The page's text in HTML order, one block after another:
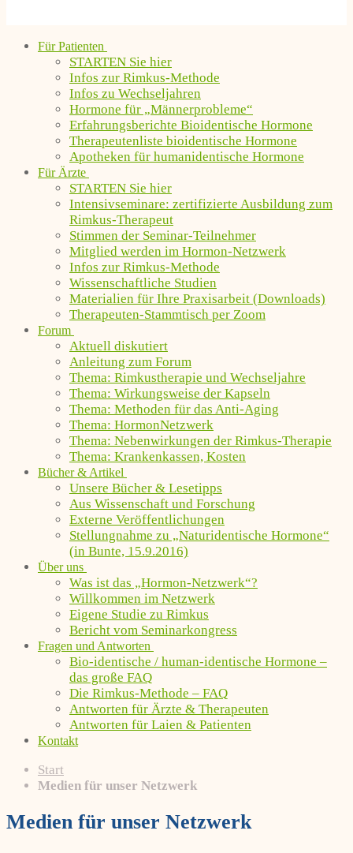
Für Patienten
STARTEN Sie hier
Infos zur Rimkus-Methode
Infos zu Wechseljahren
Hormone für „Männerprobleme“
Erfahrungsberichte Bioidentische Hormone
Therapeutenliste bioidentische Hormone
Apotheken für humanidentische Hormone
Für Ärzte
STARTEN Sie hier
Intensivseminare: zertifizierte Ausbildung zum
Rimkus-Therapeut
Stimmen der Seminar-Teilnehmer
Mitglied werden im Hormon-Netzwerk
Infos zur Rimkus-Methode
Wissenschaftliche Studien
Materialien für Ihre Praxisarbeit (Downloads)
Therapeuten-Stammtisch per Zoom
Forum
Aktuell diskutiert
Anleitung zum Forum
Thema: Rimkustherapie und Wechseljahre
Thema: Wirkungsweise der Kapseln
Thema: Methoden für das Anti-Aging
Thema: HormonNetzwerk
Thema: Nebenwirkungen der Rimkus-Therapie
Thema: Krankenkassen, Kosten
Bücher & Artikel
Unsere Bücher & Lesetipps
Aus Wissenschaft und Forschung
Externe Veröffentlichungen
Stellungnahme zu „Naturidentische Hormone“
(in Bunte, 15.9.2016)
Über uns
Was ist das „Hormon-Netzwerk“?
Willkommen im Netzwerk
Eigene Studie zu Rimkus
Bericht vom Seminarkongress
Fragen und Antworten
Bio-identische / human-identische Hormone –
das große FAQ
Die Rimkus-Methode – FAQ
Antworten für Ärzte & Therapeuten
Antworten für Laien & Patienten
Kontakt
Start
Medien für unser Netzwerk
Medien für unser Netzwerk